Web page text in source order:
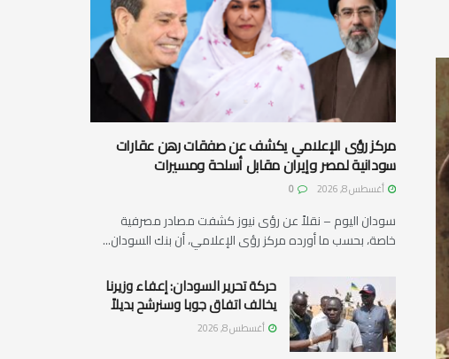
مركز رؤى الإعلامي يكشف عن صفقات رهن عقارات
سودانية لمصر وإيران مقابل أسلحة ومسيرات
أغسطس 8, 2026
سودان اليوم – نقلاً عن رؤى نيوز كشفت مصادر مصرفية
خاصة، بحسب ما أورده مركز رؤى الإعلامي، أن بنك السودان...
حركة تحرير السودان: إعفاء وزيرنا
يخالف اتفاق جوبا وسنرشح بديلاً
أغسطس 8, 2026